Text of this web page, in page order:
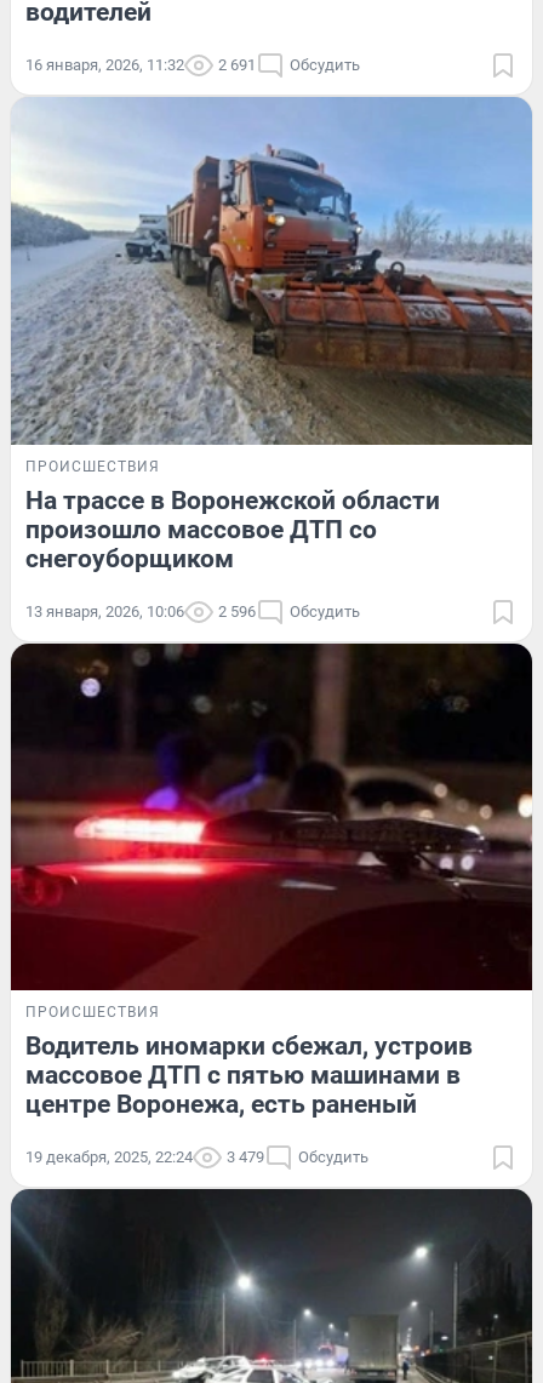
водителей
16 января, 2026, 11:32 2 691 Обсудить
ПРОИСШЕСТВИЯ
На трассе в Воронежской области
произошло массовое ДТП со
снегоуборщиком
13 января, 2026, 10:06 2 596 Обсудить
ПРОИСШЕСТВИЯ
Водитель иномарки сбежал, устроив
массовое ДТП с пятью машинами в
центре Воронежа, есть раненый
19 декабря, 2025, 22:24 3 479 Обсудить